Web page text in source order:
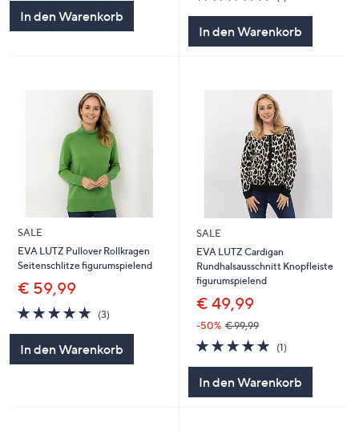
In den Warenkorb
von
In den Warenkorb
SALE
EVA LUTZ Pullover Rollkragen
Seitenschlitze figurumspielend
€ 59,99
5.0
von
(3)3
In den Warenkorb
SALE
EVA LUTZ Cardigan
Rundhalsausschnitt Knopfleiste
figurumspielend
€ 49,99
-50% € 99,99
5.0
von
(1)1
In den Warenkorb